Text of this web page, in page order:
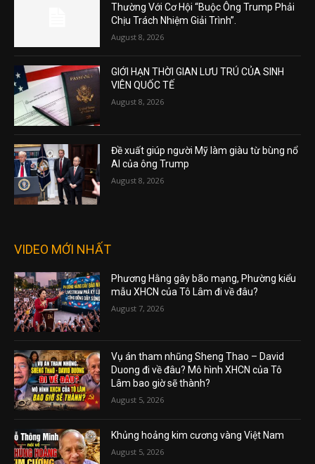
Thường Với Cơ Hội “Buộc Ông Trump Phải
Chịu Trách Nhiệm Giải Trình”.
August 8, 2026
GIỚI HẠN THỜI GIAN LƯU TRÚ CỦA SINH
VIÊN QUỐC TẾ
August 8, 2026
Đề xuất giúp người Mỹ làm giàu từ bùng nổ
AI của ông Trump
August 8, 2026
VIDEO MỚI NHẤT
Phương Hằng gây bão mạng, Phường kiểu
mẫu XHCN của Tô Lâm đi về đâu?
August 7, 2026
Vụ án tham nhũng Sheng Thao – David
Duong đi về đâu? Mô hình XHCN của Tô
Lâm bao giờ sẽ thành?
August 5, 2026
Khủng hoảng kim cương vàng Việt Nam
August 5, 2026